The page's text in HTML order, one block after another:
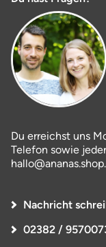
Du erreichst uns
Telefon sowie
hallo@ananas.shop.
Nachricht
02382 /